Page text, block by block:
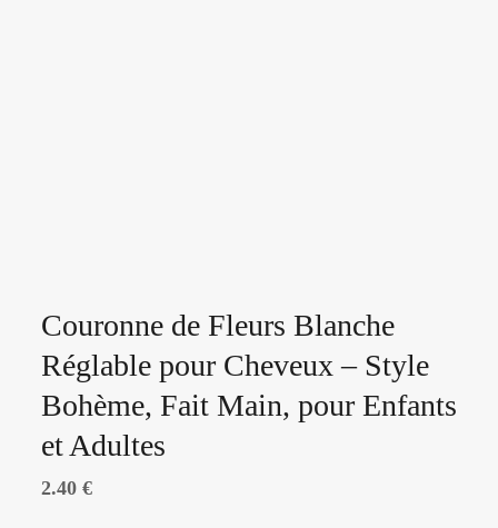
Couronne de Fleurs Blanche
Réglable pour Cheveux – Style
Bohème, Fait Main, pour Enfants
et Adultes
2.40 €